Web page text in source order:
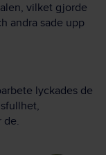
vilket gjorde
andra sade upp
lyckades de
de.